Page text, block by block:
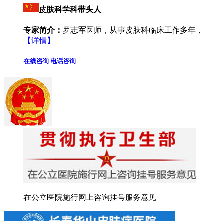
皮肤科学科带头人
专家简介： 罗志军医师，从事皮肤科临床工作多年，
【详情】
在线咨询 电话咨询
在公立医院施行网上咨询挂号服务意见